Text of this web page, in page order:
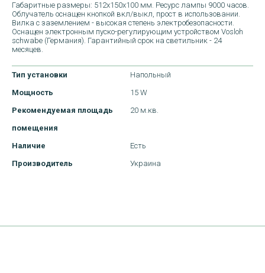
Габаритные размеры: 512x150x100 мм. Ресурс лампы 9000 часов.
Облучатель оснащен кнопкой вкл/выкл, прост в использовании.
Вилка с заземлением - высокая степень электробезопасности.
Оснащен электронным пуско-регулирующим устройством Vosloh
schwabe (Германия). Гарантийный срок на светильник - 24
месяцев.
Тип установки
Напольный
Мощность
15 W
Рекомендуемая площадь
помещения
20 м.кв.
Наличие
Есть
Производитель
Украина